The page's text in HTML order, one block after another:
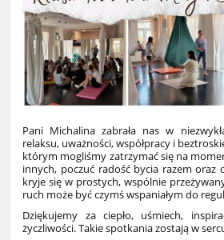
Pani Michalina zabrała nas w
relaksu, uważności, współpracy i
którym mogliśmy zatrzymać się na
innych, poczuć radość bycia razem oraz
kryje się w prostych, wspólnie
ruch może być czymś wspaniałym do
Dziękujemy za ciepło, uśmiech,
życzliwości. Takie spotkania zostają w